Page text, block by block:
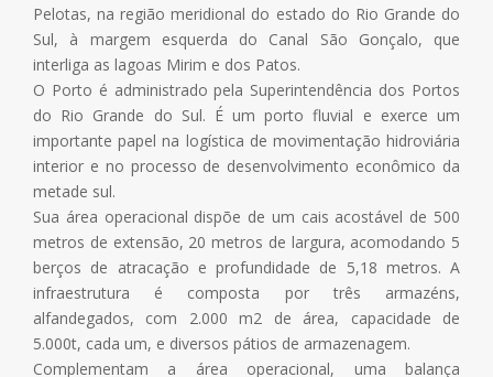
Pelotas, na região meridional do estado do Rio Grande do
Sul, à margem esquerda do Canal São Gonçalo, que
interliga as lagoas Mirim e dos Patos.
O Porto é administrado pela Superintendência dos Portos
do Rio Grande do Sul. É um porto fluvial e exerce um
importante papel na logística de movimentação hidroviária
interior e no processo de desenvolvimento econômico da
metade sul.
Sua área operacional dispõe de um cais acostável de 500
metros de extensão, 20 metros de largura, acomodando 5
berços de atracação e profundidade de 5,18 metros. A
infraestrutura é composta por três armazéns,
alfandegados, com 2.000 m2 de área, capacidade de
5.000t, cada um, e diversos pátios de armazenagem.
Complementam a área operacional, uma balança